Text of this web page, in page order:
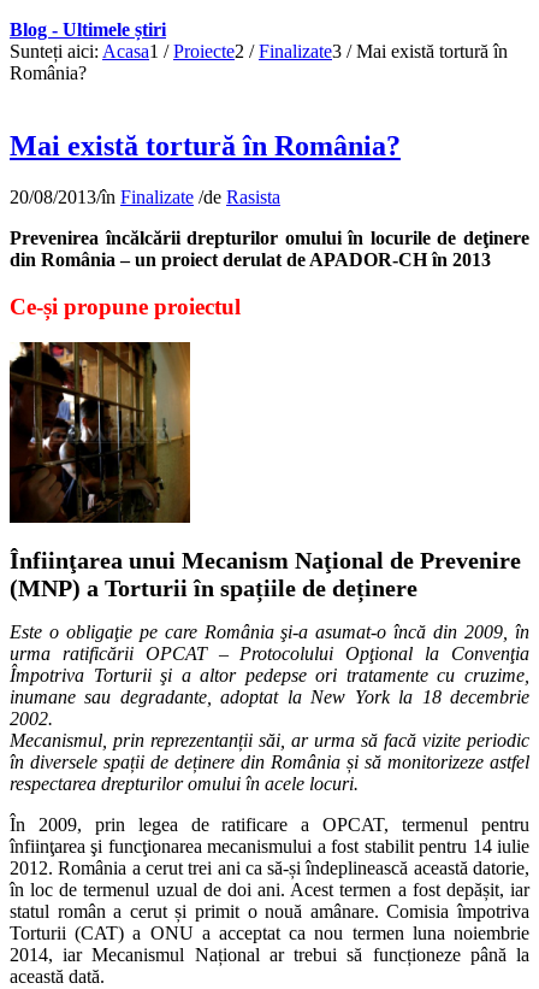
Blog - Ultimele știri
Sunteți aici: Acasa1 / Proiecte2 / Finalizate3 / Mai există tortură în
România?
Mai există tortură în România?
20/08/2013/în Finalizate /de Rasista
Prevenirea încălcării drepturilor omului în locurile de deţinere
din România – un proiect derulat de APADOR-CH în 2013
Ce-și propune proiectul
Înfiinţarea unui Mecanism Naţional de Prevenire
(MNP) a Torturii în spațiile de deținere
Este o obligaţie pe care România şi-a asumat-o încă din 2009, în
urma ratificării OPCAT – Protocolului Opţional la Convenţia
Împotriva Torturii şi a altor pedepse ori tratamente cu cruzime,
inumane sau degradante, adoptat la New York la 18 decembrie
2002.
Mecanismul, prin reprezentanții săi, ar urma să facă vizite periodic
în diversele spații de deținere din România și să monitorizeze astfel
respectarea drepturilor omului în acele locuri.
În 2009, prin legea de ratificare a OPCAT, termenul pentru
înfiinţarea şi funcţionarea mecanismului a fost stabilit pentru 14 iulie
2012. România a cerut trei ani ca să-și îndeplinească această datorie,
în loc de termenul uzual de doi ani. Acest termen a fost depășit, iar
statul român a cerut și primit o nouă amânare. Comisia împotriva
Torturii (CAT) a ONU a acceptat ca nou termen luna noiembrie
2014, iar Mecanismul Național ar trebui să funcționeze până la
această dată.